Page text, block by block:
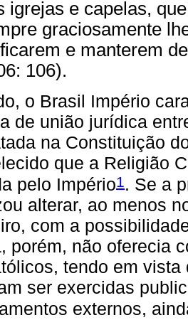
igrejas e capelas,
graciosamente
e manterem
106).
o Brasil Império
de união jurídica
na Constituição
que a Religião
pelo Império1 . Se a
alterar, ao menos
com a
porém, não oferecia
tendo em
ser exercidas
externos,